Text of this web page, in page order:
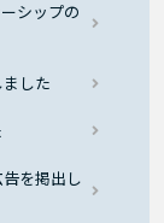
シップの
した
を掲出し